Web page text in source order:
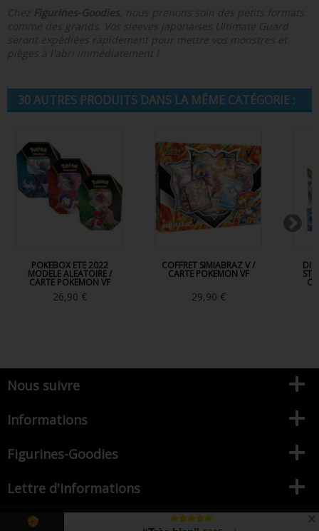
Chez Figurines-Goodies , nous prenons soin des petits formats
comme des grands. Vos sleeves japonaises Ultimate Guard
seront expédiées rapidement pour mettre vos monstres et
pièges à l'abri immédiatement !
30 AUTRES PRODUITS DANS LA MÊME CATÉGORIE :
POKEBOX ETE 2022
MODELE ALEATOIRE /
CARTE POKEMON VF
26,90 €
COFFRET SIMIABRAZ V /
CARTE POKEMON VF
29,90 €
Nous suivre
Informations
© 2026 - Figurines-goodies votre référence de la figurine Pop
Figurines-Goodies
Lettre d'informations